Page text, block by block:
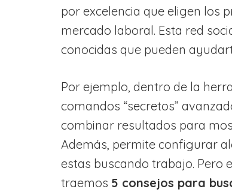
por excelencia que eligen los
mercado laboral. Esta red
conocidas que pueden
Por ejemplo, dentro de la
comandos “secretos”
combinar resultados para
Además, permite configurar
estas buscando trabajo. Pero
traemos 5 consejos para